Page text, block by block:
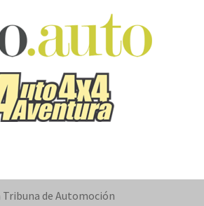
Tribuna de Automoción